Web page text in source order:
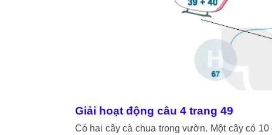
Giải hoạt động câu 4 trang 49
Có hai cây cà chua trong vườn. Một cây có